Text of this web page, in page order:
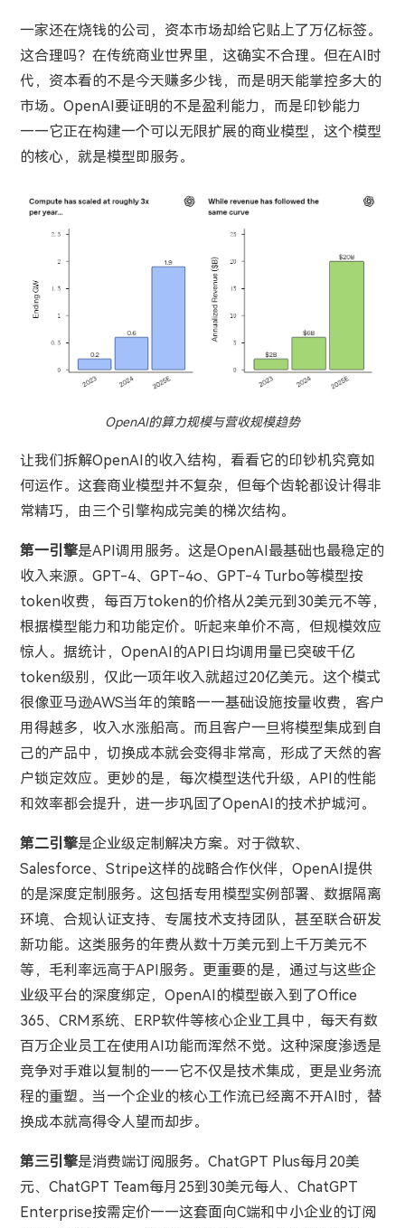
一家还在烧钱的公司，资本市场却给它贴上了万亿标签。
这合理吗？在传统商业世界里，这确实不合理。但在AI时
代，资本看的不是今天赚多少钱，而是明天能掌控多大的
市场。OpenAI要证明的不是盈利能力，而是印钞能力
——它正在构建一个可以无限扩展的商业模型，这个模型
的核心，就是模型即服务。
OpenAI的算力规模与营收规模趋势
让我们拆解OpenAI的收入结构，看看它的印钞机究竟如
何运作。这套商业模型并不复杂，但每个齿轮都设计得非
常精巧，由三个引擎构成完美的梯次结构。
第一引擎是API调用服务。这是OpenAI最基础也最稳定的
收入来源。GPT-4、GPT-4o、GPT-4 Turbo等模型按
token收费，每百万token的价格从2美元到30美元不等，
根据模型能力和功能定价。听起来单价不高，但规模效应
惊人。据统计，OpenAI的API日均调用量已突破千亿
token级别，仅此一项年收入就超过20亿美元。这个模式
很像亚马逊AWS当年的策略——基础设施按量收费，客户
用得越多，收入水涨船高。而且客户一旦将模型集成到自
己的产品中，切换成本就会变得非常高，形成了天然的客
户锁定效应。更妙的是，每次模型迭代升级，API的性能
和效率都会提升，进一步巩固了OpenAI的技术护城河。
第二引擎是企业级定制解决方案。对于微软、
Salesforce、Stripe这样的战略合作伙伴，OpenAI提供
的是深度定制服务。这包括专用模型实例部署、数据隔离
环境、合规认证支持、专属技术支持团队，甚至联合研发
新功能。这类服务的年费从数十万美元到上千万美元不
等，毛利率远高于API服务。更重要的是，通过与这些企
业级平台的深度绑定，OpenAI的模型嵌入到了Office
365、CRM系统、ERP软件等核心企业工具中，每天有数
百万企业员工在使用AI功能而浑然不觉。这种深度渗透是
竞争对手难以复制的——它不仅是技术集成，更是业务流
程的重塑。当一个企业的核心工作流已经离不开AI时，替
换成本就高得令人望而却步。
第三引擎是消费端订阅服务。ChatGPT Plus每月20美
元、ChatGPT Team每月25到30美元每人、ChatGPT
Enterprise按需定价——这套面向C端和中小企业的订阅